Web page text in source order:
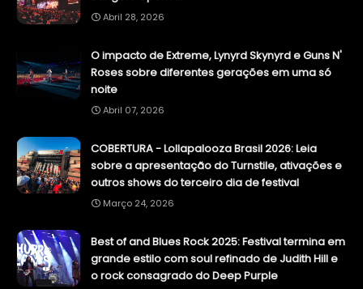
Abril 28, 2026
O impacto de Extreme, Lynyrd Skynyrd e Guns N'
Roses sobre diferentes gerações em uma só
noite
Abril 07, 2026
COBERTURA - Lollapalooza Brasil 2026: Leia
sobre a apresentação do Turnstile, ativações e
outros shows do terceiro dia de festival
Março 24, 2026
Best of and Blues Rock 2025: Festival termina em
grande estilo com soul refinado de Judith Hill e
o rock consagrado do Deep Purple